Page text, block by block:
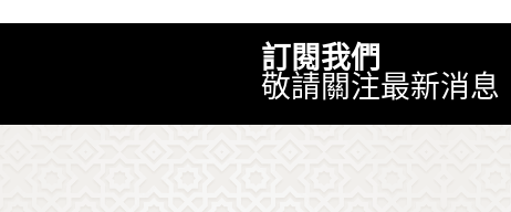
訂閱我們
敬請關注最新消息